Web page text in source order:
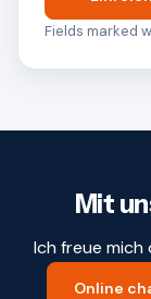
Fields marked
Mit
Ich freue mich
Online